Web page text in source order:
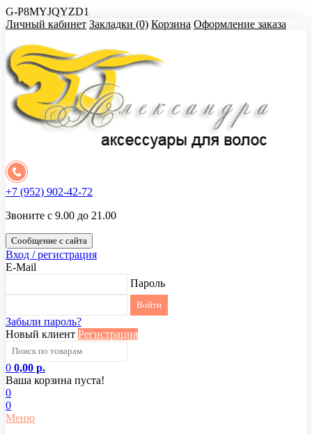
G-P8MYJQYZD1
Личный кабинет Закладки (0) Корзина Оформление заказа
+7 (952) 902-42-72
Звоните с 9.00 до 21.00
Сообщение с сайта
Вход / регистрация
E-Mail
Пароль
Забыли пароль?
Новый клиент Регистрация
0 0,00 р.
Ваша корзина пуста!
0
0
Меню